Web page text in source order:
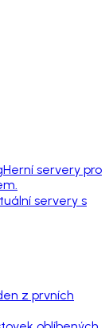
Herní servery pro
servery s
z prvních